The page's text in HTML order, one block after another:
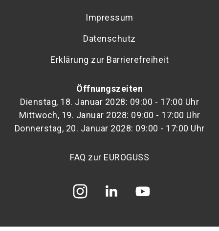
Impressum
Datenschutz
Erklärung zur Barrierefreiheit
Öffnungszeiten
Dienstag, 18. Januar 2028: 09:00 - 17:00 Uhr
Mittwoch, 19. Januar 2028: 09:00 - 17:00 Uhr
Donnerstag, 20. Januar 2028: 09:00 - 17:00 Uhr
FAQ zur EUROGUSS